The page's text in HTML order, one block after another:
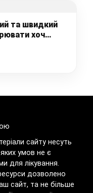
та швидкий
хоч
сайту несуть
умов не є
для лікування.
дозволено
сайт, та не більше